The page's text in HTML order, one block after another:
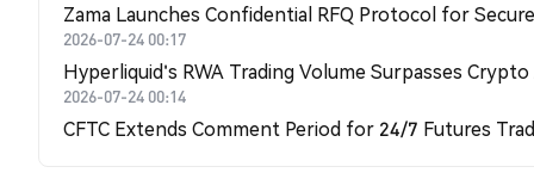
Zama Launches Confidential RFQ Protocol for
2026-07-24 00:17
Hyperliquid's RWA Trading Volume Surpasses
2026-07-24 00:14
CFTC Extends Comment Period for 24/7 Futures